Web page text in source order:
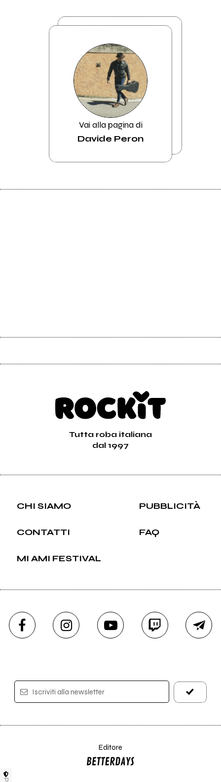
Vai alla pagina di
Davide Peron
Tutta roba italiana
dal 1997
CHI SIAMO PUBBLICITÀ
CONTATTI FAQ
MI AMI FESTIVAL
Iscriviti alla newsletter
Editore